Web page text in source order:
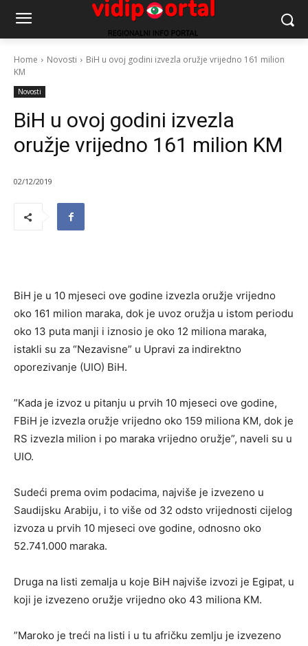
Home Novosti
BiH u ovoj godini izvezla oružje vrijedno 161 milion
KM
Novosti
BiH u ovoj godini izvezla
oružje vrijedno 161 milion KM
02/12/2019
BiH je u 10 mjeseci ove godine izvezla oružje vrijedno
oko 161 milion maraka, dok je uvoz oružja u istom periodu
oko 13 puta manji i iznosio je oko 12 miliona maraka,
istakli su za “Nezavisne” u Upravi za indirektno
oporezivanje (UIO) BiH.
”Kada je izvoz u pitanju u prvih 10 mjeseci ove godine,
FBiH je izvezla oružje vrijedno oko 159 miliona KM, dok je
RS izvezla milion i po maraka vrijedno oružje”, naveli su u
UIO.
Sudeći prema ovim podacima, najviše je izvezeno u
Saudijsku Arabiju, i to više od 32 odsto vrijednosti cijelog
izvoza u prvih 10 mjeseci ove godine, odnosno oko
52.741.000 maraka.
Druga na listi zemalja u koje BiH najviše izvozi je Egipat, u
koji je izvezeno oružje vrijedno oko 43 miliona KM.
”Maroko je treći na listi i u tu afričku zemlju je izvezeno